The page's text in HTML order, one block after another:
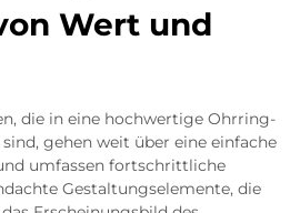
Wert und
die in eine hochwertige Ohrring-
gehen weit über eine einfache
umfassen fortschrittliche
Gestaltungselemente, die